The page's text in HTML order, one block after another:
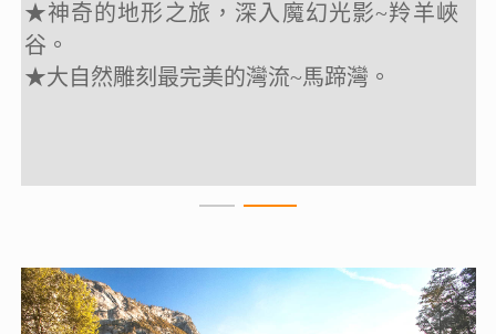
★神奇的地形之旅， 深入魔幻光影~羚羊峽
谷。
★大自然雕刻最完美的灣流~馬蹄灣。
★神奇的地形之旅， 深入魔幻光影~羚羊峽
谷。
★大自然雕刻最完美的灣流~馬蹄灣。